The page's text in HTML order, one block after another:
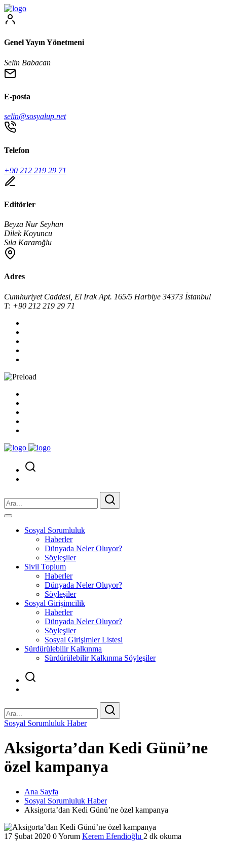
Genel Yayın Yönetmeni
Selin Babacan
E-posta
selin@sosyalup.net
Telefon
+90 212 219 29 71
Editörler
Beyza Nur Seyhan
Dilek Koyuncu
Sıla Kararoğlu
Adres
Cumhuriyet Caddesi, El Irak Apt. 165/5 Harbiye 34373 İstanbul
T: +90 212 219 29 71
Sosyal Sorumluluk
Haberler
Dünyada Neler Oluyor?
Söyleşiler
Sivil Toplum
Haberler
Dünyada Neler Oluyor?
Söyleşiler
Sosyal Girişimcilik
Haberler
Dünyada Neler Oluyor?
Söyleşiler
Sosyal Girişimler Listesi
Sürdürülebilir Kalkınma
Sürdürülebilir Kalkınma Söyleşiler
Sosyal Sorumluluk Haber
Aksigorta’dan Kedi Günü’ne
özel kampanya
Ana Sayfa
Sosyal Sorumluluk Haber
Aksigorta’dan Kedi Günü’ne özel kampanya
17 Şubat 2020 0 Yorum Kerem Efendioğlu 2 dk okuma